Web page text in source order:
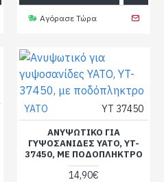
Αγόρασε Τώρα
YATO YT 37450
ΑΝΥΨΩΤΙΚΌ ΓΙΑ
ΓΥΨΟΣΑΝΊΔΕΣ YATO, YT-
37450, ΜΕ ΠΟΔΌΠΛΗΚΤΡΟ
14,90€